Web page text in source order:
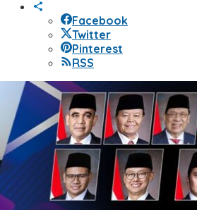
Facebook
Twitter
Pinterest
RSS